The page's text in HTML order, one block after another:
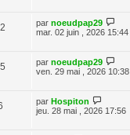
par noeudpap29
mar. 02 juin , 2026 15:44
par noeudpap29
ven. 29 mai , 2026 10:38
par Hospiton
jeu. 28 mai , 2026 17:56